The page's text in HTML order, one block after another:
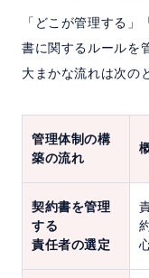
「どこが管理する
書に関するルールを
大まかな流れは次の
管理体制の構
築の流れ
契約書を管理
する
責任者の選定